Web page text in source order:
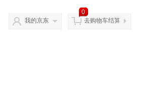
我的京东
0
去购物车结算